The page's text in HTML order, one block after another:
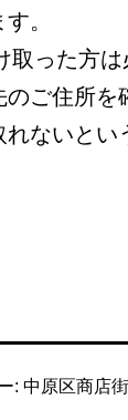
。
取った方
ご住所を
ないとい
: 中原区商店